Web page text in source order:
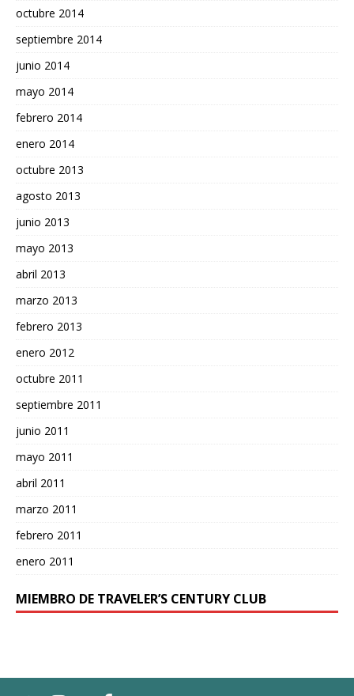
octubre 2014
septiembre 2014
junio 2014
mayo 2014
febrero 2014
enero 2014
octubre 2013
agosto 2013
junio 2013
mayo 2013
abril 2013
marzo 2013
febrero 2013
enero 2012
octubre 2011
septiembre 2011
junio 2011
mayo 2011
abril 2011
marzo 2011
febrero 2011
enero 2011
MIEMBRO DE TRAVELER’S CENTURY CLUB